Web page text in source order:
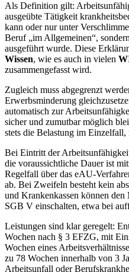
Als Definition gilt:
ausgeübte Tätigkeit
kann oder nur unter
Beruf „im Allgemeinen“,
ausgeführt wurde. Diese
Wissen, wie es auch in vielen
zusammengefasst wird.
Zugleich muss abgegrenzt
Erwerbsminderung
automatisch zur
sicher und zumutbar möglich
stets die Belastung im
Bei Eintritt der
die voraussichtliche Dauer ist
Regelfall über das eAU-
ab. Bei Zweifeln besteht kein
und Krankenkassen können
SGB V einschalten, etwa bei
Leistungen sind klar geregelt:
Wochen nach § 3 EFZG, mit
Wochen eines
zu 78 Wochen innerhalb von 3
Arbeitsunfall oder